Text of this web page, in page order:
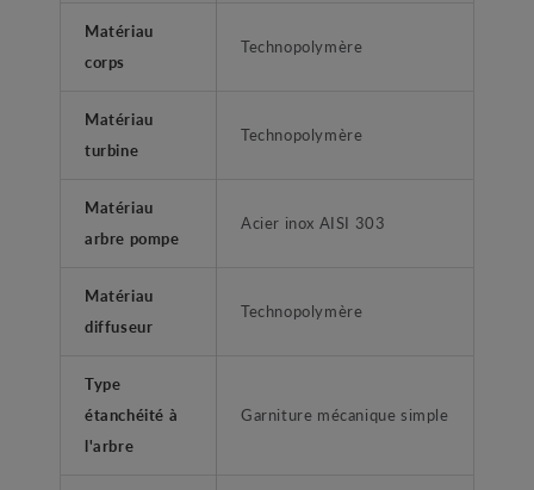
Matériau
corps
Technopolymère
Matériau
turbine
Technopolymère
Matériau
arbre pompe
Acier inox AISI 303
Matériau
diffuseur
Technopolymère
Type
étanchéité à
l'arbre
Garniture mécanique simple